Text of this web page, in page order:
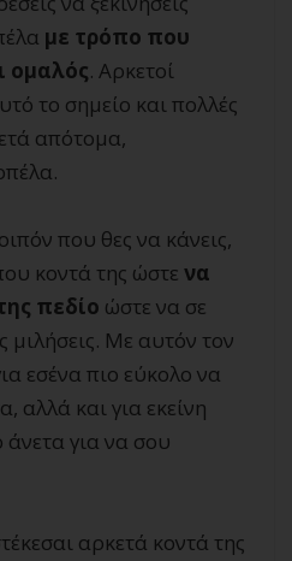
με τρόπο που
ομαλός. Αρκετοί
το σημείο και πολλές
απότομα,
που θες να κάνεις,
κοντά της ώστε να
πεδίο ώστε να σε
μιλήσεις. Με αυτόν τον
εσένα πιο εύκολο να
αλλά και για εκείνη
άνετα για να σου
αρκετά κοντά της